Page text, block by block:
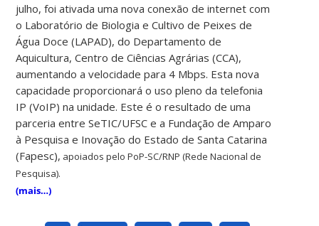
julho, foi ativada uma nova conexão de internet com
o Laboratório de Biologia e Cultivo de Peixes de
Água Doce (LAPAD), do Departamento de
Aquicultura, Centro de Ciências Agrárias (CCA),
aumentando a velocidade para 4 Mbps. Esta nova
capacidade proporcionará o uso pleno da telefonia
IP (VoIP) na unidade. Este é o resultado de uma
parceria entre SeTIC/UFSC e a Fundação de Amparo
à Pesquisa e Inovação do Estado de Santa Catarina
(Fapesc), apoiados pelo PoP-SC/RNP (Rede Nacional de
Pesquisa).
(mais…)